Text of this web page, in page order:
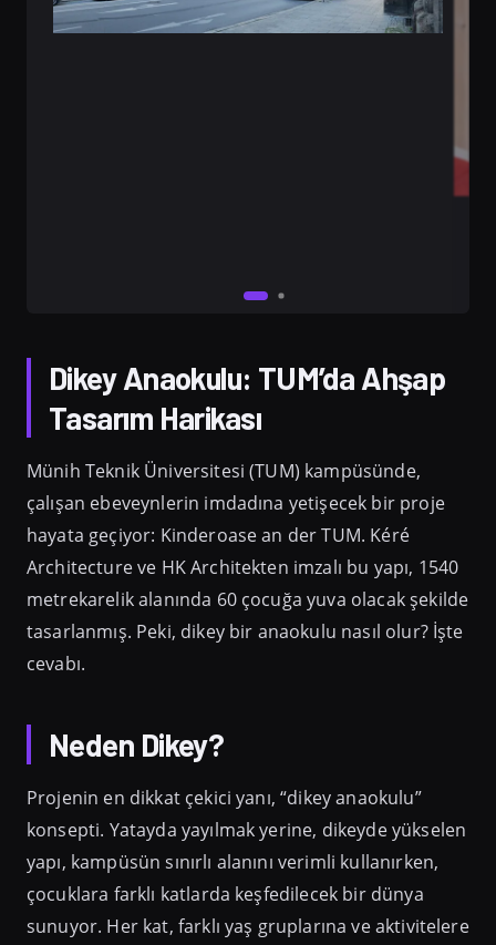
Dikey Anaokulu: TUM’da Ahşap
Tasarım Harikası
Münih Teknik Üniversitesi (TUM) kampüsünde,
çalışan ebeveynlerin imdadına yetişecek bir proje
hayata geçiyor: Kinderoase an der TUM. Kéré
Architecture ve HK Architekten imzalı bu yapı, 1540
metrekarelik alanında 60 çocuğa yuva olacak şekilde
tasarlanmış. Peki, dikey bir anaokulu nasıl olur? İşte
cevabı.
Neden Dikey?
Projenin en dikkat çekici yanı, “dikey anaokulu”
konsepti. Yatayda yayılmak yerine, dikeyde yükselen
yapı, kampüsün sınırlı alanını verimli kullanırken,
çocuklara farklı katlarda keşfedilecek bir dünya
sunuyor. Her kat, farklı yaş gruplarına ve aktivitelere